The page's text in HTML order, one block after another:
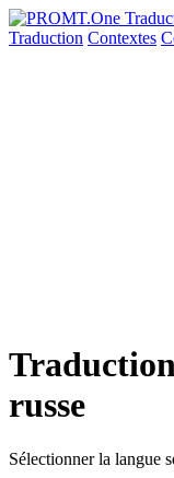
Traduction Contextes
russe
Sélectionner la langue